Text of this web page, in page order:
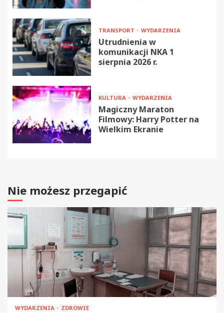
TRANSPORT WYDARZENIA
Utrudnienia w
komunikacji NKA 1
sierpnia 2026 r.
KULTURA WYDARZENIA
Magiczny Maraton
Filmowy: Harry Potter na
Wielkim Ekranie
Nie możesz przegapić
WYDARZENIA ZDROWIE